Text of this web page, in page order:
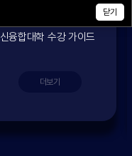
신융합대학 수강 가이드
더보기
닫기